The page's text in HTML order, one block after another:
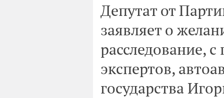
Депутат от
заявляет о
расследование,
экспертов,
государства